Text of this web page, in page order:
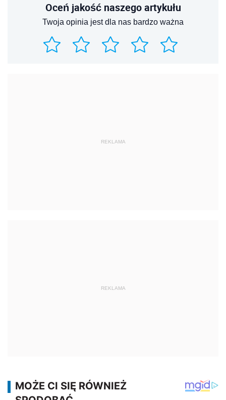
Oceń jakość naszego artykułu
Twoja opinia jest dla nas bardzo ważna
REKLAMA
REKLAMA